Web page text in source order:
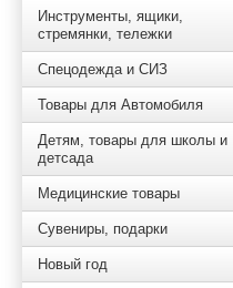
Инструменты, ящики,
стремянки, тележки
Спецодежда и СИЗ
Товары для Автомобиля
Детям, товары для школы и
детсада
Медицинские товары
Сувениры, подарки
Новый год